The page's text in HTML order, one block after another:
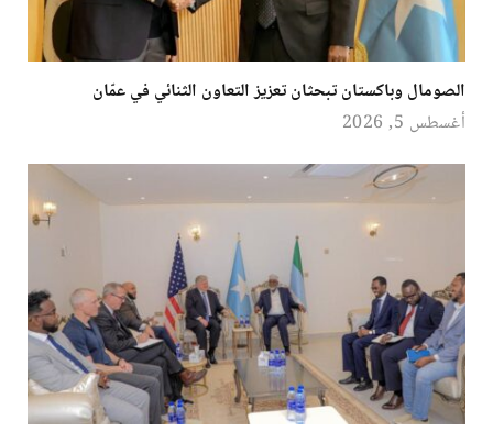
الصومال وباكستان تبحثان تعزيز التعاون الثنائي في عمّان
أغسطس 5, 2026